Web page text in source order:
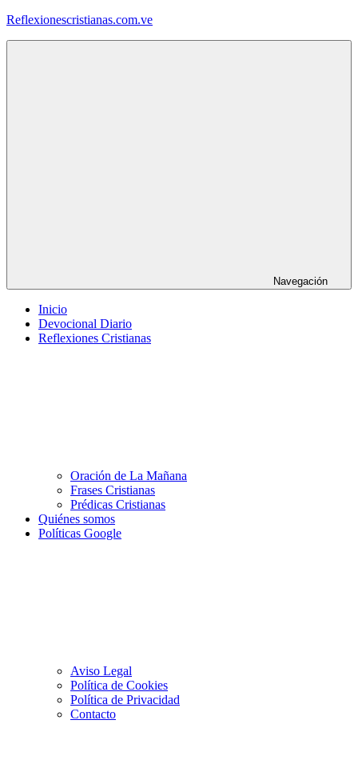
Saltar
Reflexionescristianas.com.ve
Navegación
Inicio
Devocional Diario
Reflexiones Cristianas
Oración de La Mañana
Frases Cristianas
Prédicas Cristianas
Quiénes somos
Políticas Google
Aviso Legal
Política de Cookies
Política de Privacidad
Contacto